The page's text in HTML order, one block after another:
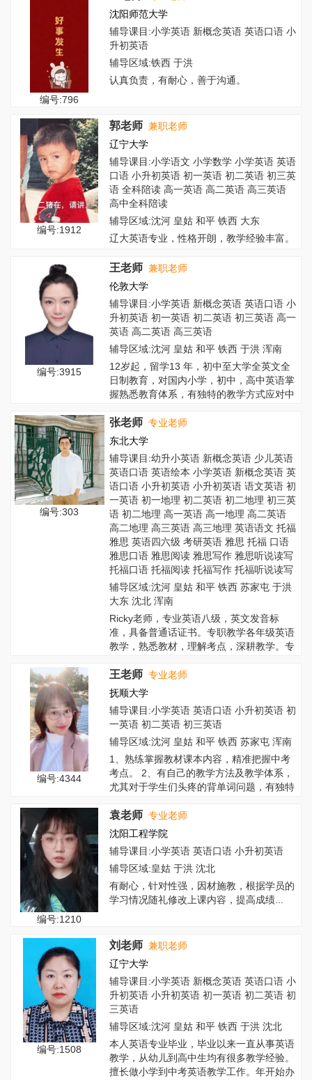
编号:796
沈阳师范大学
辅导课目:小学英语 新概念英语 英语口语 小
升初英语
辅导区域:铁西 于洪
认真负责，有耐心，善于沟通。
编号:1912
郭老师 兼职老师
辽宁大学
辅导课目:小学语文 小学数学 小学英语 英语
口语 小升初英语 初一英语 初二英语 初三英
语 全科陪读 高一英语 高二英语 高三英语
高中全科陪读
辅导区域:沈河 皇姑 和平 铁西 大东
辽大英语专业，性格开朗，教学经验丰富。
编号:3915
王老师 兼职老师
伦敦大学
辅导课目:小学英语 新概念英语 英语口语 小
升初英语 初一英语 初二英语 初三英语 高一
英语 高二英语 高三英语
辅导区域:沈河 皇姑 和平 铁西 于洪 浑南
12岁起，留学13 年，初中至大学全英文全
日制教育，对国内小学，初中，高中英语掌
握熟悉教育体系，有独特的教学方式应对中
编号:303
张老师 专业老师
东北大学
辅导课目:幼升小英语 新概念英语 少儿英语
英语口语 英语绘本 小学英语 新概念英语 英
语口语 小升初英语 小升初英语 语文英语 初
一英语 初一地理 初二英语 初二地理 初三英
语 初二地理 高一英语 高一地理 高二英语
高二地理 高三英语 高三地理 英语语文 托福
雅思 英语四六级 考研英语 雅思 托福 口语
雅思口语 雅思阅读 雅思写作 雅思听说读写
托福口语 托福阅读 托福写作 托福听说读写
辅导区域:沈河 皇姑 和平 铁西 苏家屯 于洪
大东 沈北 浑南
Ricky老师，专业英语八级，英文发音标
准，具备普通话证书。专职教学各年级英语
教学，熟悉教材，理解考点，深耕教学。专
编号:4344
王老师 专业老师
抚顺大学
辅导课目:小学英语 英语口语 小升初英语 初
一英语 初二英语 初三英语
辅导区域:沈河 皇姑 和平 铁西 苏家屯 浑南
1、熟练掌握教材课本内容，精准把握中考
考点。 2、有自己的教学方法及教学体系，
尤其对于学生们头疼的背单词问题，有独特
编号:1210
袁老师 专业老师
沈阳工程学院
辅导课目:小学英语 英语口语 小升初英语
辅导区域:皇姑 于洪 沈北
有耐心，针对性强，因材施教，根据学员的
学习情况随礼修改上课内容，提高成绩...
编号:1508
刘老师 兼职老师
辽宁大学
辅导课目:小学英语 新概念英语 英语口语 小
升初英语 小升初英语 初一英语 初二英语 初
三英语
辅导区域:沈河 皇姑 和平 铁西 于洪 沈北
本人英语专业毕业，毕业以来一直从事英语
教学，从幼儿到高中生均有很多教学经验。
擅长做小学到中考英语教学工作。年开始办